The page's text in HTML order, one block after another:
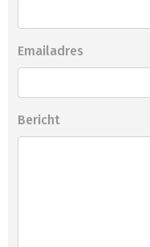
Emailadres
Bericht